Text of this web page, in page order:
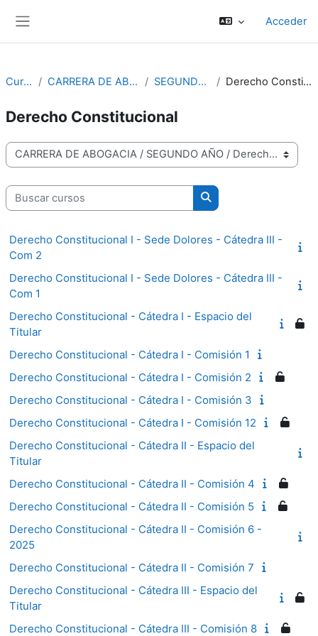
Acceder
Cursos CARRERA DE ABOGACIA SEGUNDO AÑO Derecho Constitucional
Derecho Constitucional
Categorías
Buscar cursos
Buscar cursos
Derecho Constitucional I - Sede Dolores - Cátedra III -
Com 2
Derecho Constitucional I - Sede Dolores - Cátedra III -
Com 1
Derecho Constitucional - Cátedra I - Espacio del
Titular
Derecho Constitucional - Cátedra I - Comisión 1
Derecho Constitucional - Cátedra I - Comisión 2
Derecho Constitucional - Cátedra I - Comisión 3
Derecho Constitucional - Cátedra I - Comisión 12
Derecho Constitucional - Cátedra II - Espacio del
Titular
Derecho Constitucional - Cátedra II - Comisión 4
Derecho Constitucional - Cátedra II - Comisión 5
Derecho Constitucional - Cátedra II - Comisión 6 -
2025
Derecho Constitucional - Cátedra II - Comisión 7
Derecho Constitucional - Cátedra III - Espacio del
Titular
Derecho Constitucional - Cátedra III - Comisión 8